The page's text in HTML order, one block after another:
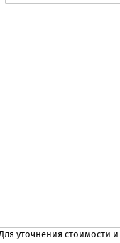
стоимости и